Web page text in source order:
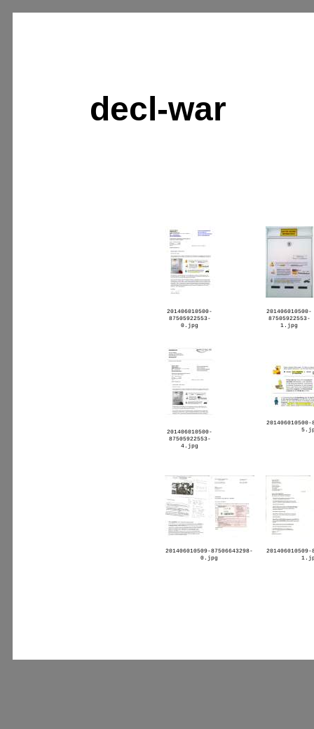
decl-war
201406010500-
87505922553-
0.jpg
201406010500-
87505922553-
1.jpg
201406010500-
87505922553-
4.jpg
201406010500-
201406010509-87506643298-
0.jpg
201406010509-